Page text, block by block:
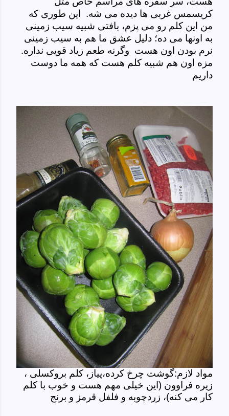
کریسمس غربی ها دیده می شه. این طوری که
من این کلم رو می پزم، بافتی شبیه سیب زمینی
به اونها می ده؛ دلیل عشق ما هم به سیب زمینی
نرم بودن اون هست وگرنه طعم زیاد قویی نداره.
مزه اون هم شبیه کلم هست که همه ما دوست
داریم
مواد لازم:گوشت چرخ کرده،پیاز، کلم بروکسلی ،
زیره فراوون (این خیلی مهم هست و خوب با کلم
کار می کنه)، زردچوبه و فلفل قرمز و برنج